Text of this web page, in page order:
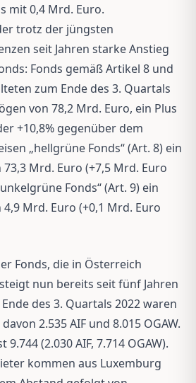
mit 0,4 Mrd. Euro.
trotz der jüngsten
seit Jahren starke Anstieg
Fonds gemäß Artikel 8 und
zum Ende des 3. Quartals
von 78,2 Mrd. Euro, ein Plus
+10,8% gegenüber dem
„hellgrüne Fonds“ (Art. 8) ein
Mrd. Euro (+7,5 Mrd. Euro
Fonds“ (Art. 9) ein
Mrd. Euro (+0,1 Mrd. Euro
Fonds, die in Österreich
nun bereits seit fünf Jahren
des 3. Quartals 2022 waren
2.535 AIF und 8.015 OGAW.
(2.030 AIF, 7.714 OGAW).
kommen aus Luxemburg